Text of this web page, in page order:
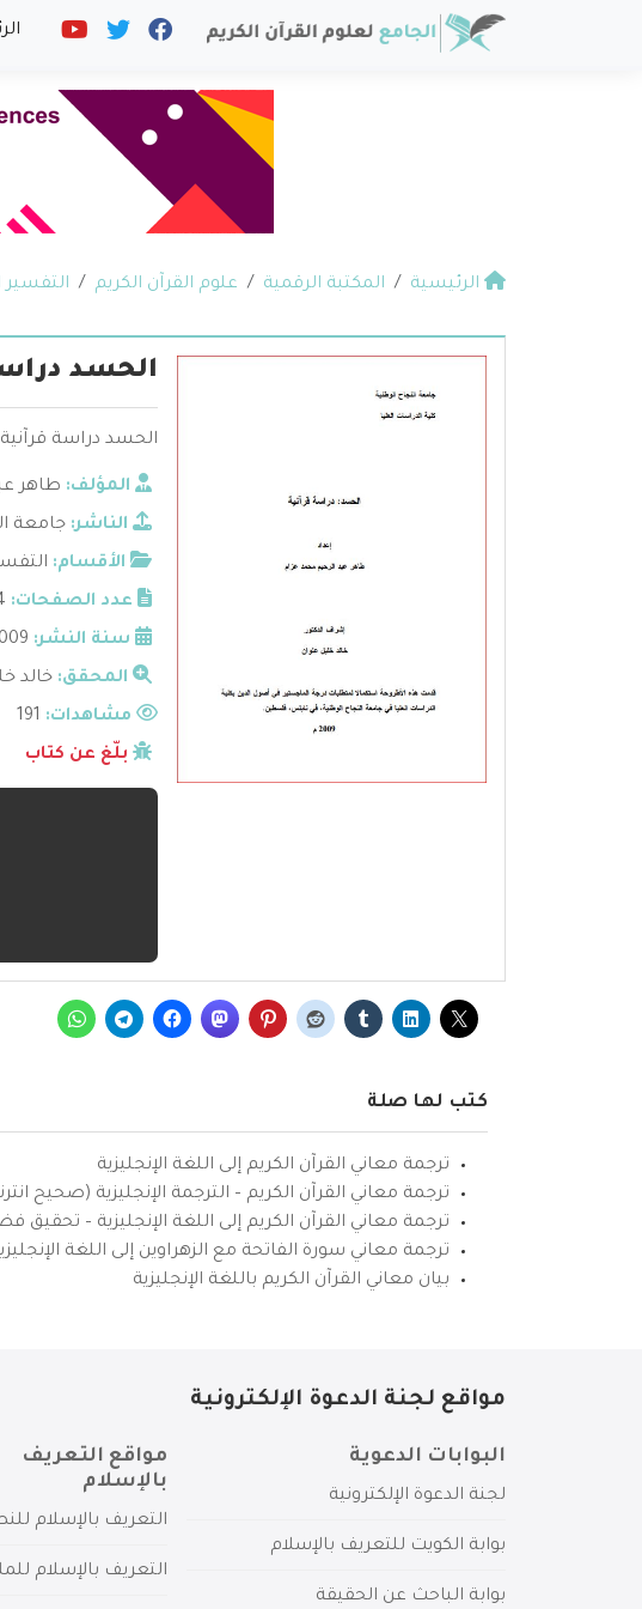
الرئيسية المكتبة الرقمية علوم القرآن الكريم
الحسد
الحسد دراسة
المؤلف: طاهر
الناشر: جامعة
الأقسام:
عدد الصفحات:
سنة النشر:
المحقق: خالد
مشاهدات:
بلّغ عن كتاب
كتب لها صلة
ترجمة معاني القرآن الكريم إلى اللغة الإنجليزية
ترجمة معاني القرآن الكريم – الترجمة الإنجليزية (صحيح
ترجمة معاني القرآن الكريم إلى اللغة الإنجليزية –
ترجمة معاني سورة الفاتحة مع الزهراوين إلى اللغة
بيان معاني القرآن الكريم باللغة الإنجليزية
مواقع لجنة الدعوة الإلكترونية
البوابات الدعوية
لجنة الدعوة الإلكترونية
بوابة الكويت للتعريف بالإسلام
بوابة الباحث عن الحقيقة
مواقع التعريف
بالإسلام
التعريف بالإسلام
التعريف بالإسلام